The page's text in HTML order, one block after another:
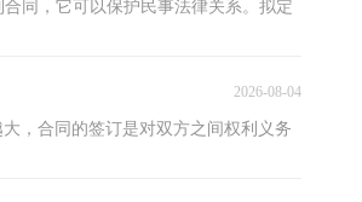
同，它可以保护民事法律关系。拟定
2026-08-04
，合同的签订是对双方之间权利义务